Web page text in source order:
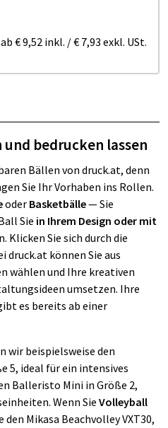
ab € 9,52 inkl. /€ 7,93 exkl. USt.
bedrucken lassen
Bällen von druck.at, denn
Sie Ihr Vorhaben ins Rollen.
oder Basketbälle— Sie
Sie in Ihrem Design oder mit
Klicken Sie sich durch die
druck.at können Sie aus
wählen und Ihre kreativen
umsetzen. Ihre
es bereits ab einer
wir beispielsweise den
5, ideal für ein intensives
Balleristo Mini in Größe 2,
Wenn Sie Volleyball
den Mikasa Beachvolley VXT30,